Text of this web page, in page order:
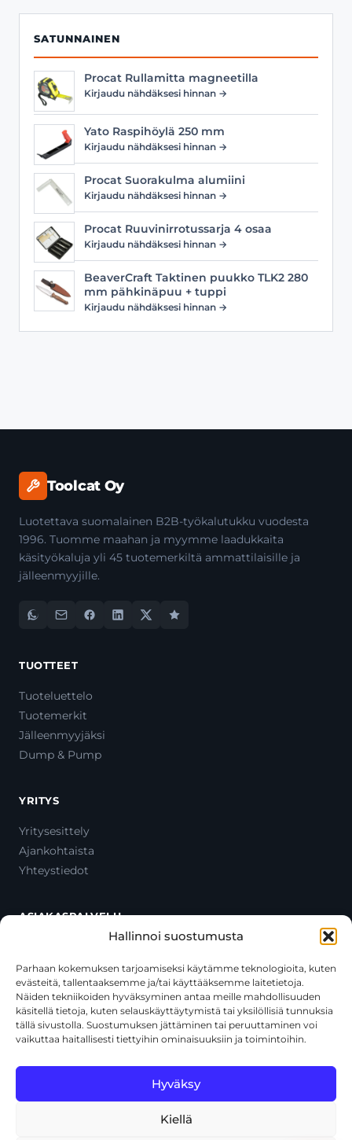
Hallinnoi suostumusta
Parhaan kokemuksen tarjoamiseksi käytämme teknologioita, kuten
evästeitä, tallentaaksemme ja/tai käyttääksemme laitetietoja.
Näiden tekniikoiden hyväksyminen antaa meille mahdollisuuden
käsitellä tietoja, kuten selauskäyttäytymistä tai yksilöllisiä tunnuksia
tällä sivustolla. Suostumuksen jättäminen tai peruuttaminen voi
vaikuttaa haitallisesti tiettyihin ominaisuuksiin ja toimintoihin.
Hyväksy
Kiellä
SATUNNAINEN
Procat Rullamitta magneetilla
Kirjaudu nähdäksesi hinnan →
Yato Raspihöylä 250 mm
Kirjaudu nähdäksesi hinnan →
Procat Suorakulma alumiini
Kirjaudu nähdäksesi hinnan →
Procat Ruuvinirrotussarja 4 osaa
Kirjaudu nähdäksesi hinnan →
BeaverCraft Taktinen puukko TLK2 280
mm pähkinäpuu + tuppi
Kirjaudu nähdäksesi hinnan →
Toolcat Oy
Luotettava suomalainen B2B-työkalutukku vuodesta
1996. Tuomme maahan ja myymme laadukkaita
käsityökaluja yli 45 tuotemerkiltä ammattilaisille ja
jälleenmyyjille.
TUOTTEET
Tuoteluettelo
Tuotemerkit
Jälleenmyyjäksi
Dump & Pump
YRITYS
Yritysesittely
Ajankohtaista
Yhteystiedot
ASIAKASPALVELU
Oma tili
Maksutavat
Toimitustavat
Usein kysytyt kysymykset
+358 44 270 3795
asiakaspalvelu@toolcat.fi